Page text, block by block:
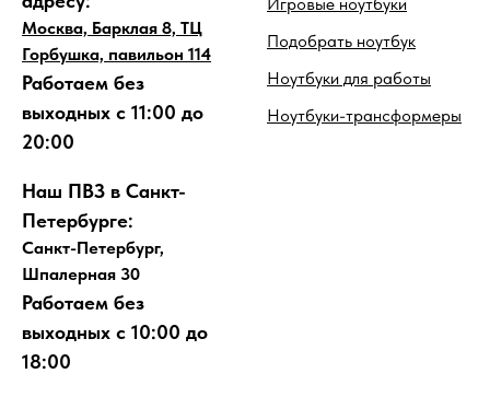
Москва, Барклая 8, ТЦ
Горбушка, павильон 114
Работаем без
выходных с 11:00 до
20:00
Наш ПВЗ в Санкт-
Петербурге:
Санкт-Петербург,
Шпалерная 30
Работаем без
выходных с 10:00 до
18:00
Подобрать ноутбук
Ноутбуки для работы
Ноутбуки-трансформеры